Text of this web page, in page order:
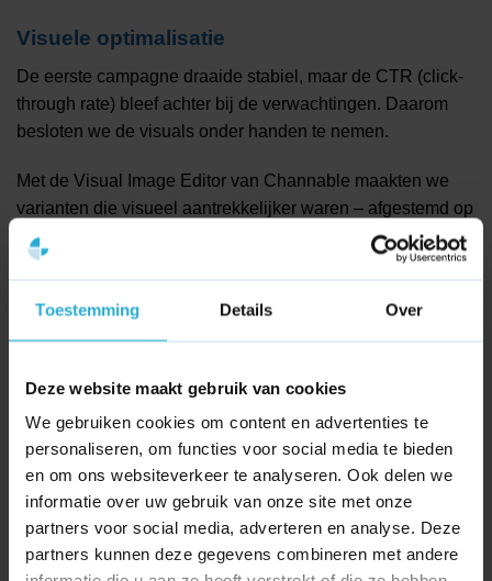
Toestemming Details Over
Deze website maakt gebruik van cookies
We gebruiken cookies om content en advertenties te
personaliseren, om functies voor social media te bieden
en om ons websiteverkeer te analyseren. Ook delen we
informatie over uw gebruik van onze site met onze
partners voor social media, adverteren en analyse. Deze
partners kunnen deze gegevens combineren met andere
Visuele optimalisatie
De eerste campagne draaide stabiel, maar de CTR (click-
through rate) bleef achter bij de verwachtingen. Daarom
besloten we de visuals onder handen te nemen.
Met de Visual Image Editor van Channable maakten we
varianten die visueel aantrekkelijker waren – afgestemd op
zowel de Facebook tijdlijn als Instagram Stories. Denk aan
lifestylebeelden, prijsvermeldingen, actie-elementen en
Het resultaat